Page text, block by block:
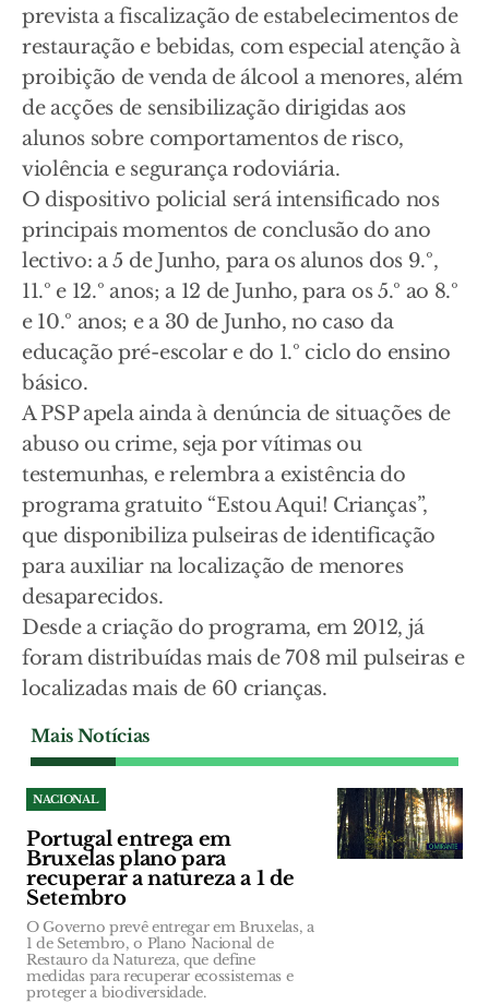
prevista a fiscalização de estabelecimentos de
restauração e bebidas, com especial atenção à
proibição de venda de álcool a menores, além
de acções de sensibilização dirigidas aos
alunos sobre comportamentos de risco,
violência e segurança rodoviária.
O dispositivo policial será intensificado nos
principais momentos de conclusão do ano
lectivo: a 5 de Junho, para os alunos dos 9.º,
11.º e 12.º anos; a 12 de Junho, para os 5.º ao 8.º
e 10.º anos; e a 30 de Junho, no caso da
educação pré-escolar e do 1.º ciclo do ensino
básico.
A PSP apela ainda à denúncia de situações de
abuso ou crime, seja por vítimas ou
testemunhas, e relembra a existência do
programa gratuito “Estou Aqui! Crianças”,
que disponibiliza pulseiras de identificação
para auxiliar na localização de menores
desaparecidos.
Desde a criação do programa, em 2012, já
foram distribuídas mais de 708 mil pulseiras e
localizadas mais de 60 crianças.
Mais Notícias
NACIONAL
Portugal entrega em
Bruxelas plano para
recuperar a natureza a 1 de
Setembro
O Governo prevê entregar em Bruxelas, a
1 de Setembro, o Plano Nacional de
Restauro da Natureza, que define
medidas para recuperar ecossistemas e
proteger a biodiversidade.